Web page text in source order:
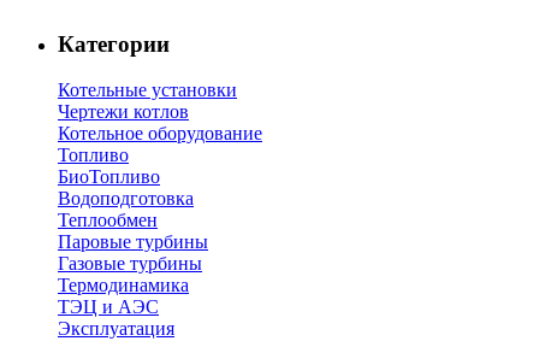
Категории
Котельные установки
Чертежи котлов
Котельное оборудование
Топливо
БиоТопливо
Водоподготовка
Теплообмен
Паровые турбины
Газовые турбины
Термодинамика
ТЭЦ и АЭС
Эксплуатация